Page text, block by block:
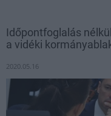
Időpontfoglalás
a vidéki
2020.05.16